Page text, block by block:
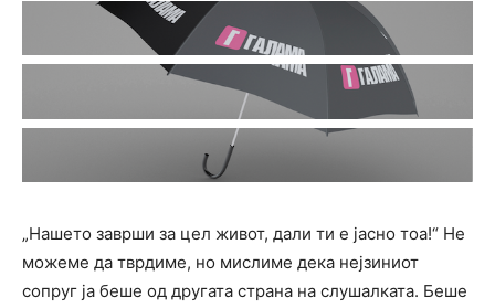
„Нашето заврши за цел живот, дали ти е јасно тоа!“ Не
можеме да тврдиме, но мислиме дека нејзиниот
сопруг ја беше од другата страна на слушалката. Беше